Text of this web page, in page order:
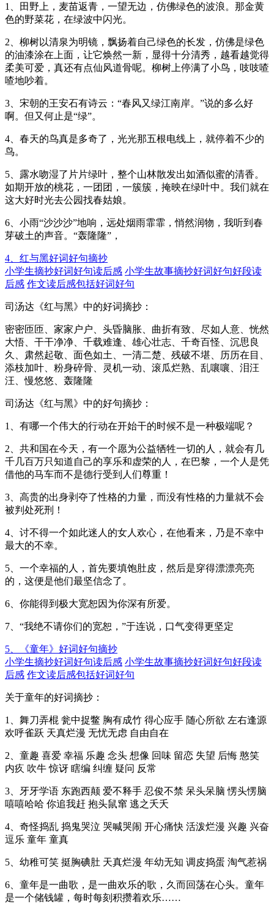
1、田野上，麦苗返青，一望无边，仿佛绿色的波浪。那金黄
色的野菜花，在绿波中闪光。
2、柳树以清泉为明镜，飘扬着自己绿色的长发，仿佛是绿色
的油漆涂在上面，让它焕然一新，显得十分清秀，越看越觉得
柔美可爱，真还有点仙风道骨呢。柳树上停满了小鸟，吱吱喳
喳地吵着。
3、宋朝的王安石有诗云：“春风又绿江南岸。”说的多么好
啊。但又何止是“绿”。
4、春天的鸟真是多奇了，光光那五根电线上，就停着不少的
鸟。
5、露水吻湿了片片绿叶，整个山林散发出如酒似蜜的清香。
如期开放的桃花，一团团，一簇簇，掩映在绿叶中。我们就在
这大好时光去公园找春姑娘。
6、小雨“沙沙沙”地响，远处烟雨霏霏，悄然润物，我听到春
芽破土的声音。“轰隆隆”，
4、红与黑好词好句摘抄
小学生摘抄好词好句读后感 小学生故事摘抄好词好句好段读
后感 作文读后感包括好词好句
司汤达《红与黑》中的好词摘抄：
密密匝匝、家家户户、头昏脑胀、曲折有致、尽如人意、恍然
大悟、干干净净、千载难逢、雄心壮志、千奇百怪、沉思良
久、肃然起敬、面色如土、一清二楚、残破不堪、历历在目、
添枝加叶、粉身碎骨、灵机一动、滚瓜烂熟、乱嚷嚷、泪汪
汪、慢悠悠、轰隆隆
司汤达《红与黑》中的好句摘抄：
1、有哪一个伟大的行动在开始干的时候不是一种极端呢？
2、共和国在今天，有一个愿为公益牺牲一切的人，就会有几
千几百万只知道自己的享乐和虚荣的人，在巴黎，一个人是凭
借他的马车而不是德行受到人们尊重！
3、高贵的出身剥夺了性格的力量，而没有性格的力量就不会
被判处死刑！
4、讨不得一个如此迷人的女人欢心，在他看来，乃是不幸中
最大的不幸。
5、一个幸福的人，首先要填饱肚皮，然后是穿得漂漂亮亮
的，这便是他们最坚信念了。
6、你能得到极大宽恕因为你深有所爱。
7、“我绝不请你们的宽恕，”于连说，口气变得更坚定
5、《童年》好词好句摘抄
小学生摘抄好词好句读后感 小学生故事摘抄好词好句好段读
后感 作文读后感包括好词好句
关于童年的好词摘抄：
1、舞刀弄棍 瓮中捉鳖 胸有成竹 得心应手 随心所欲 左右逢源
欢呼雀跃 天真烂漫 无忧无虑 自由自在
2、童趣 喜爱 幸福 乐趣 念头 想像 回味 留恋 失望 后悔 憨笑
内疚 吹牛 惊讶 瞎编 纠缠 疑问 反常
3、牙牙学语 东跑西颠 爱不释手 忍俊不禁 呆头呆脑 愣头愣脑
嘻嘻哈哈 你追我赶 抱头鼠窜 逃之夭夭
4、奇怪捣乱 捣鬼哭泣 哭喊哭闹 开心痛快 活泼烂漫 兴趣 兴奋
逗乐 童年 童真
5、幼稚可笑 挺胸碘肚 天真烂漫 年幼无知 调皮捣蛋 淘气惹祸
6、童年是一曲歌，是一曲欢乐的歌，久而回荡在心头。童年
是一个储钱罐，每时每刻积攒着欢乐……